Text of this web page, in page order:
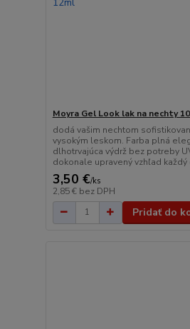
Moyra Gel Look lak na nechty
dodá vašim nechtom
vysokým leskom. Farba plná
dlhotrvajúca výdrž bez potreby
dokonale upravený vzhľad každý
3,50 €/ks
2,85 € bez DPH
Pridať do